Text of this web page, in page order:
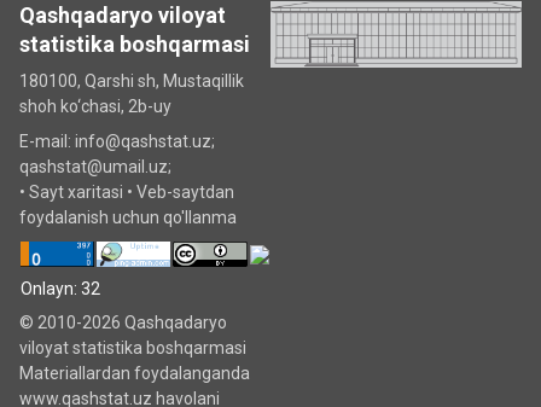
Qashqadaryo viloyat
statistika boshqarmasi
180100, Qarshi sh, Mustаqillik
shoh ko‘chаsi, 2b-uy
E-mail: info@qashstat.uz;
qashstat@umail.uz;
• Sayt xaritasi • Veb-saytdan
foydalanish uchun qo'llanma
Onlayn: 32
© 2010-2026 Qashqadaryo
viloyat statistika boshqarmasi
Materiallardan foydalanganda
www.qashstat.uz havolani